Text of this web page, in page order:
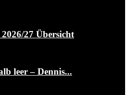
27 Übersicht
leer – Dennis...